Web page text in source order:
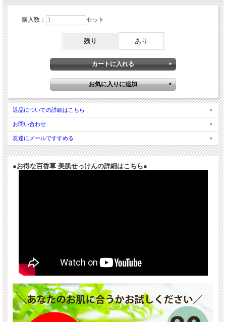
購入数： セット
残り あり
返品についての詳細はこちら
お問い合わせ
友達にメールですすめる
●お得な百香草 美肌せっけんの詳細はこちら●